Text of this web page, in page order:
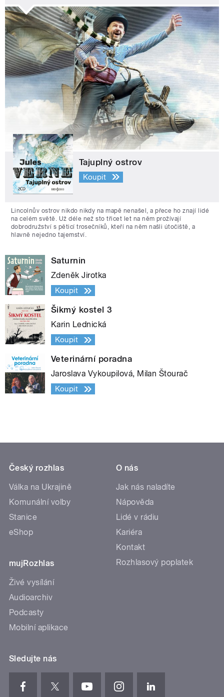
Tajuplný ostrov
Koupit
Lincolnův ostrov nikdo nikdy na mapě nenašel, a přece ho znají lidé
na celém světě. Už déle než sto třicet let na něm prožívají
dobrodružství s pěticí trosečníků, kteří na něm našli útočiště, a
hlavně nejedno tajemství.
Saturnin
Zdeněk Jirotka
Koupit
Šikmý kostel 3
Karin Lednická
Koupit
Veterinární poradna
Jaroslava Vykoupilová, Milan Štourač
Koupit
Český rozhlas
Válka na Ukrajině
Komunální volby
Stanice
eShop
mujRozhlas
Živé vysílání
Audioarchiv
Podcasty
Mobilní aplikace
O nás
Jak nás naladíte
Nápověda
Lidé v rádiu
Kariéra
Kontakt
Rozhlasový poplatek
Sledujte nás